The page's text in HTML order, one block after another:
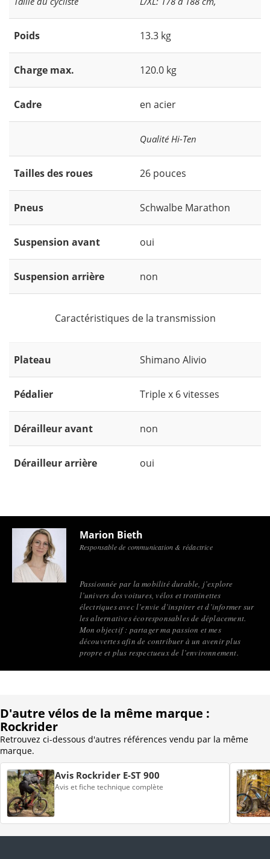
Poids 13.3 kg
Charge max. 120.0 kg
Cadre en acier
Qualité Hi-Ten
Tailles des roues 26 pouces
Pneus Schwalbe Marathon
Suspension avant oui
Suspension arrière non
Caractéristiques de la transmission
Plateau Shimano Alivio
Pédalier Triple x 6 vitesses
Dérailleur avant non
Dérailleur arrière oui
Marion Bieth
Responsable de communication & rédactrice
Passionnée par la mobilité durable, j’explore
l’univers des voitures, vélos et trottinettes
électriques avec l’envie d’inspirer et d’informer sur
les alternatives écoresponsables de déplacement.
Mon objectif : partager ma passion et mes
découvertes afin de contribuer à un avenir plus
propre et plus respectueux de l’environnement.
D'autre vélos de la même marque :
Rockrider
Retrouvez ci-dessous d'autres références vendu par la même
marque.
Avis Rockrider E-ST 900
Avis et fiche technique complète